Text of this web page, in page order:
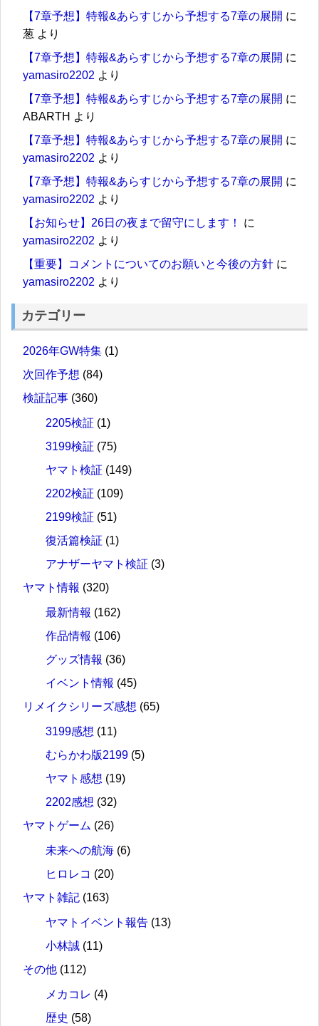
【7章予想】特報&あらすじから予想する7章の展開 に
葱 より
【7章予想】特報&あらすじから予想する7章の展開 に
yamasiro2202 より
【7章予想】特報&あらすじから予想する7章の展開 に
ABARTH より
【7章予想】特報&あらすじから予想する7章の展開 に
yamasiro2202 より
【7章予想】特報&あらすじから予想する7章の展開 に
yamasiro2202 より
【お知らせ】26日の夜まで留守にします！
に
yamasiro2202 より
【重要】コメントについてのお願いと今後の方針 に
yamasiro2202 より
カテゴリー
2026年GW特集 (1)
次回作予想 (84)
検証記事 (360)
2205検証 (1)
3199検証 (75)
ヤマト検証 (149)
2202検証 (109)
2199検証 (51)
復活篇検証 (1)
アナザーヤマト検証 (3)
ヤマト情報 (320)
最新情報 (162)
作品情報 (106)
グッズ情報 (36)
イベント情報 (45)
リメイクシリーズ感想 (65)
3199感想 (11)
むらかわ版2199 (5)
ヤマト感想 (19)
2202感想 (32)
ヤマトゲーム (26)
未来への航海 (6)
ヒロレコ (20)
ヤマト雑記 (163)
ヤマトイベント報告 (13)
小林誠 (11)
その他 (112)
メカコレ (4)
歴史 (58)